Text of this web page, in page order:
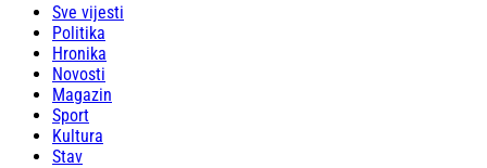
Sve vijesti
Politika
Hronika
Novosti
Magazin
Sport
Kultura
Stav